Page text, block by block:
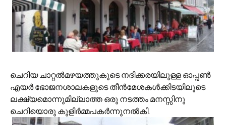
ചെറിയ ചാറ്റല്‍മഴയത്തുകൂടെ നദിക്കരയിലുള്ള ഓപ്പണ്‍
എയര്‍ ഭോജനശാലകളുടെ തീന്‍മേശകള്‍ക്കിടയിലൂ‍ടെ
ലക്ഷ്യമൊന്നുമില്ലാത്ത ഒരു നടത്തം മനസ്സിനു
ചെറിയൊരു കുളിര്‍മ്മപകര്‍ന്നുനല്‍കി.